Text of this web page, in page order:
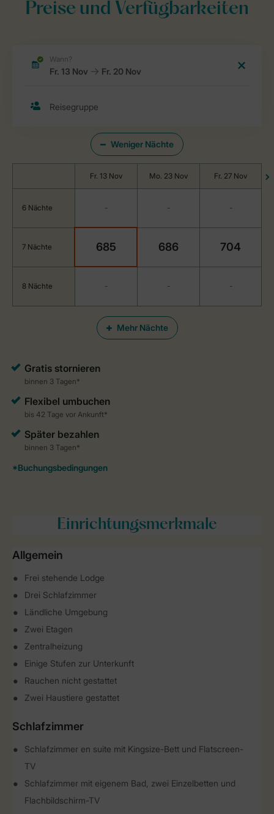
Preise und Verfügbarkeiten
Weniger Nächte
Mehr Nächte
Fr. 13 Nov Mo. 23 Nov Fr. 27 Nov
6 Nächte - - -
7 Nächte 685 686 704
8 Nächte - - -
Einrichtungsmerkmale
Allgemein
Frei stehende Lodge
Drei Schlafzimmer
Ländliche Umgebung
Zwei Etagen
Zentralheizung
Einige Stufen zur Unterkunft
Rauchen nicht gestattet
Zwei Haustiere gestattet
Schlafzimmer
Schlafzimmer en suite mit Kingsize-Bett und Flatscreen-
TV
Schlafzimmer mit eigenem Bad, zwei Einzelbetten und
Flachbildschirm-TV